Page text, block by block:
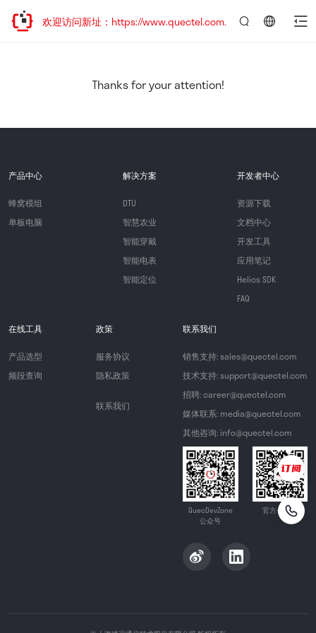
迁移，欢迎访问新址：https://www.quectel.com.cn
Thanks for your attention!
产品中心
蜂窝模组
单板电脑
解决方案
DTU
智慧农业
智能穿戴
智能电表
智能定位
开发者中心
资源下载
文档中心
开发工具
应用笔记
Helios SDK
FAQ
在线工具
产品选型
频段查询
政策
服务协议
隐私政策
联系我们
联系我们
销售支持: sales@quectel.com
技术支持: support@quectel.com
招聘: career@quectel.com
媒体联系: media@quectel.com
其他咨询: info@quectel.com
QuecDevZone
公众号
官方公众号